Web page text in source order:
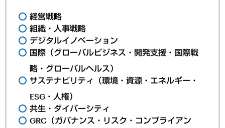
経営戦略
組織・人事戦略
デジタルイノベーション
国際（グローバルビジネス・開発支援・国際戦
略・グローバルヘルス）
サステナビリティ（環境・資源・エネルギー・
ESG・人権）
共生・ダイバーシティ
GRC（ガバナンス・リスク・コンプライアン